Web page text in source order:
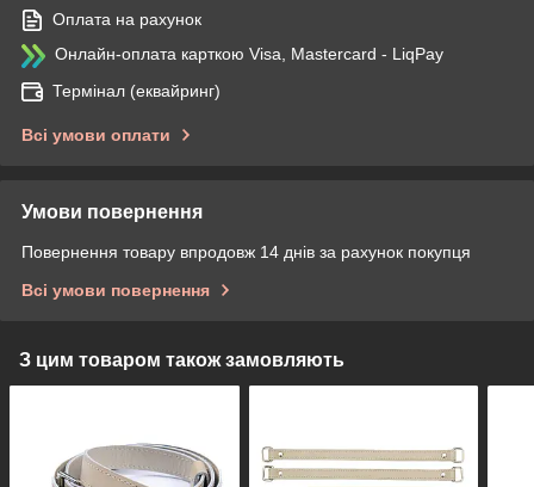
Оплата на рахунок
Онлайн-оплата карткою Visa, Mastercard - LiqPay
Термінал (еквайринг)
Всі умови оплати
Умови повернення
Повернення товару впродовж 14 днів за рахунок покупця
Всі умови повернення
З цим товаром також замовляють